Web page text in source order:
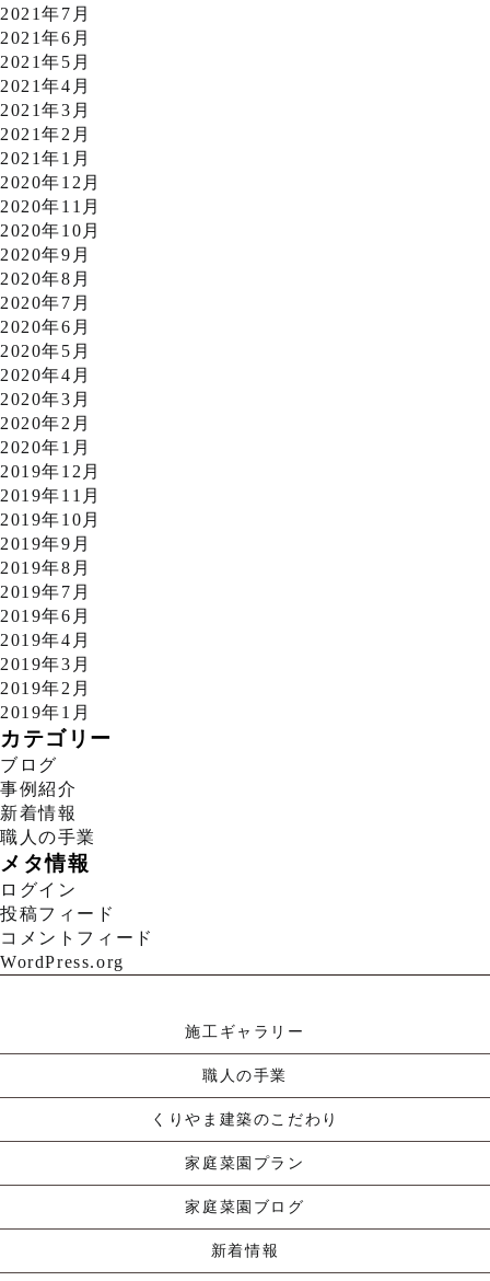
2021年7月
2021年6月
2021年5月
2021年4月
2021年3月
2021年2月
2021年1月
2020年12月
2020年11月
2020年10月
2020年9月
2020年8月
2020年7月
2020年6月
2020年5月
2020年4月
2020年3月
2020年2月
2020年1月
2019年12月
2019年11月
2019年10月
2019年9月
2019年8月
2019年7月
2019年6月
2019年4月
2019年3月
2019年2月
2019年1月
カテゴリー
ブログ
事例紹介
新着情報
職人の手業
メタ情報
ログイン
投稿フィード
コメントフィード
WordPress.org
施工ギャラリー
職人の手業
くりやま建築のこだわり
家庭菜園プラン
家庭菜園ブログ
新着情報